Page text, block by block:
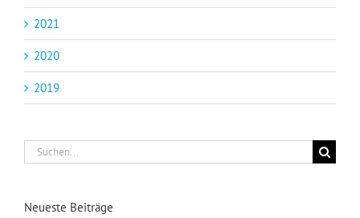
2021
2020
2019
Suche
nach:
Neueste Beiträge